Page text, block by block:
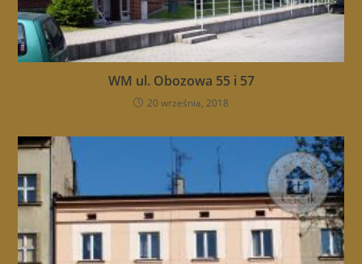
WM ul. Obozowa 55 i 57
20 września, 2018